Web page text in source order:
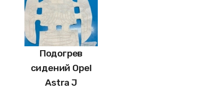
Подогрев
сидений Opel
Astra J